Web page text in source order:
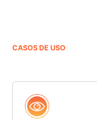
CASOS DE USO